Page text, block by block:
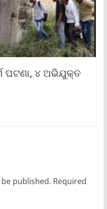
ଘଟଣା, ୪ ଅଭିଯୁକ୍ତ
published. Required